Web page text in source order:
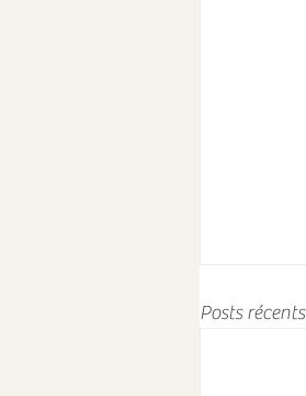
Posts récents